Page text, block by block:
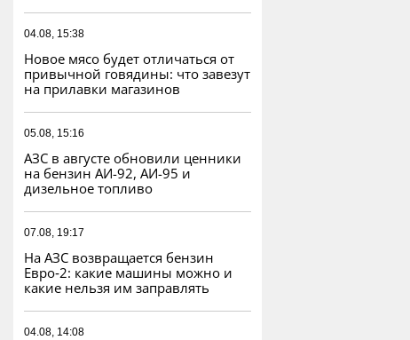
04.08, 15:38
Новое мясо будет отличаться от
привычной говядины: что завезут
на прилавки магазинов
05.08, 15:16
АЗС в августе обновили ценники
на бензин АИ-92, АИ-95 и
дизельное топливо
07.08, 19:17
На АЗС возвращается бензин
Евро‑2: какие машины можно и
какие нельзя им заправлять
04.08, 14:08